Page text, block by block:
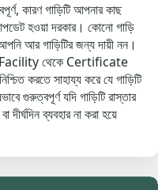
কারণ গাড়িটি আপনার কাছ
হওয়া দরকার। কোনো গাড়ি
আর গাড়িটির জন্য দায়ী নন।
থেকে Certificate
করতে সাহায্য করে যে গাড়িটি
গুরুত্বপূর্ণ যদি গাড়িটি রাস্তার
ব্যবহার না করা হয়ে